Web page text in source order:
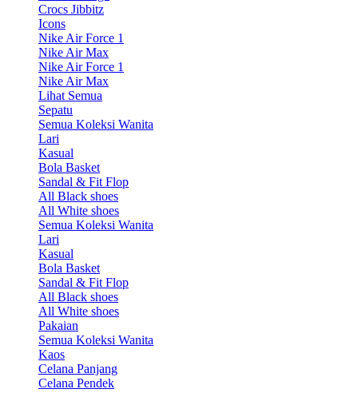
Crocs Jibbitz
Icons
Nike Air Force 1
Nike Air Max
Nike Air Force 1
Nike Air Max
Lihat Semua
Sepatu
Semua Koleksi Wanita
Lari
Kasual
Bola Basket
Sandal & Fit Flop
All Black shoes
All White shoes
Semua Koleksi Wanita
Lari
Kasual
Bola Basket
Sandal & Fit Flop
All Black shoes
All White shoes
Pakaian
Semua Koleksi Wanita
Kaos
Celana Panjang
Celana Pendek